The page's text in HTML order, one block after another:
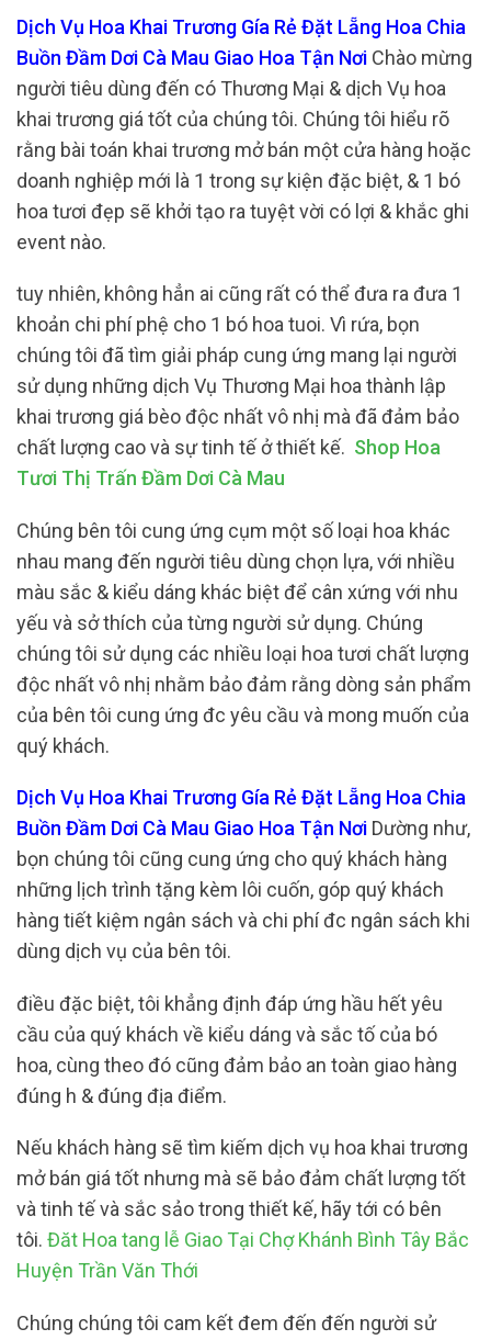
Dịch Vụ Hoa Khai Trương Gía Rẻ Đặt Lẵng Hoa Chia
Buồn Đầm Dơi Cà Mau Giao Hoa Tận Nơi Chào mừng
người tiêu dùng đến có Thương Mại & dịch Vụ hoa
khai trương giá tốt của chúng tôi. Chúng tôi hiểu rõ
rằng bài toán khai trương mở bán một cửa hàng hoặc
doanh nghiệp mới là 1 trong sự kiện đặc biệt, & 1 bó
hoa tươi đẹp sẽ khởi tạo ra tuyệt vời có lợi & khắc ghi
event nào.
tuy nhiên, không hẳn ai cũng rất có thể đưa ra đưa 1
khoản chi phí phệ cho 1 bó hoa tuoi. Vì rứa, bọn
chúng tôi đã tìm giải pháp cung ứng mang lại người
sử dụng những dịch Vụ Thương Mại hoa thành lập
khai trương giá bèo độc nhất vô nhị mà đã đảm bảo
chất lượng cao và sự tinh tế ở thiết kế. Shop Hoa
Tươi Thị Trấn Đầm Dơi Cà Mau
Chúng bên tôi cung ứng cụm một số loại hoa khác
nhau mang đến người tiêu dùng chọn lựa, với nhiều
màu sắc & kiểu dáng khác biệt để cân xứng với nhu
yếu và sở thích của từng người sử dụng. Chúng
chúng tôi sử dụng các nhiều loại hoa tươi chất lượng
độc nhất vô nhị nhằm bảo đảm rằng dòng sản phẩm
của bên tôi cung ứng đc yêu cầu và mong muốn của
quý khách.
Dịch Vụ Hoa Khai Trương Gía Rẻ Đặt Lẵng Hoa Chia
Buồn Đầm Dơi Cà Mau Giao Hoa Tận Nơi Dường như,
bọn chúng tôi cũng cung ứng cho quý khách hàng
những lịch trình tặng kèm lôi cuốn, góp quý khách
hàng tiết kiệm ngân sách và chi phí đc ngân sách khi
dùng dịch vụ của bên tôi.
điều đặc biệt, tôi khẳng định đáp ứng hầu hết yêu
cầu của quý khách về kiểu dáng và sắc tố của bó
hoa, cùng theo đó cũng đảm bảo an toàn giao hàng
đúng h & đúng địa điểm.
Nếu khách hàng sẽ tìm kiếm dịch vụ hoa khai trương
mở bán giá tốt nhưng mà sẽ bảo đảm chất lượng tốt
và tinh tế và sắc sảo trong thiết kế, hãy tới có bên
tôi. Đăt Hoa tang lễ Giao Tại Chợ Khánh Bình Tây Bắc
Huyện Trần Văn Thới
Chúng chúng tôi cam kết đem đến đến người sử